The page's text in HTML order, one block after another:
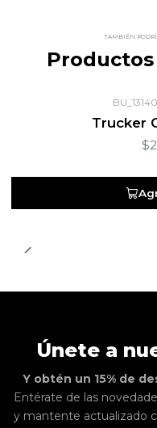
TAMBIÉN
Trucker
Únete a
Y obtén un 15% de
Entérate de las
y mantente actualizado